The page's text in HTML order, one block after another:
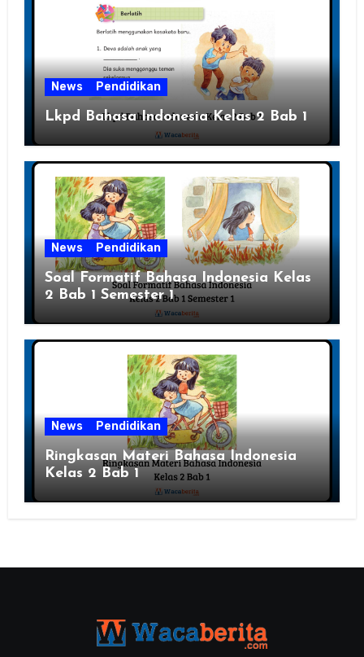
News Pendidikan
Lkpd Bahasa Indonesia Kelas 2 Bab 1
News Pendidikan
Soal Formatif Bahasa Indonesia Kelas
2 Bab 1 Semester 1
News Pendidikan
Ringkasan Materi Bahasa Indonesia
Kelas 2 Bab 1